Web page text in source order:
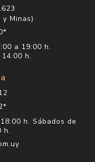
Minas)
a 19:00 h.
h.
h. Sábados de
h.